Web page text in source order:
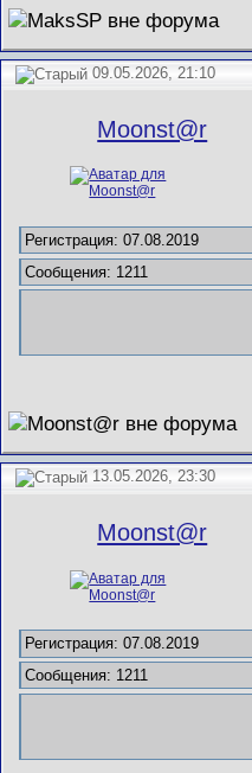
09.05.2026, 21:10
Mооnst@r
Регистрация: 07.08.2019
Сообщения: 1211
13.05.2026, 23:30
Mооnst@r
Регистрация: 07.08.2019
Сообщения: 1211